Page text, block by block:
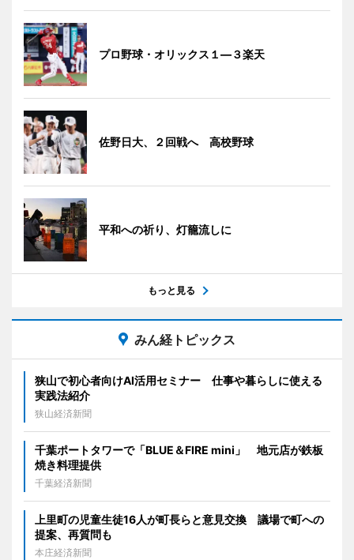
プロ野球・オリックス１―３楽天
佐野日大、２回戦へ 高校野球
平和への祈り、灯籠流しに
もっと見る
みん経トピックス
狭山で初心者向けAI活用セミナー 仕事や暮らしに使える
実践法紹介
狭山経済新聞
千葉ポートタワーで「BLUE＆FIRE mini」 地元店が鉄板
焼き料理提供
千葉経済新聞
上里町の児童生徒16人が町長らと意見交換 議場で町への
提案、再質問も
本庄経済新聞